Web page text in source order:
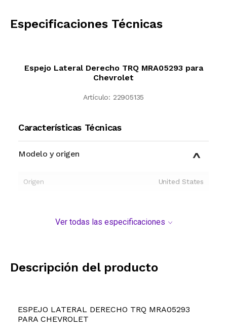
Especificaciones Técnicas
Espejo Lateral Derecho TRQ MRA05293 para
Chevrolet
Artículo: 22905135
Características Técnicas
Modelo y origen
Origen United States
Ver todas las especificaciones
Descripción del producto
ESPEJO LATERAL DERECHO TRQ MRA05293
PARA CHEVROLET